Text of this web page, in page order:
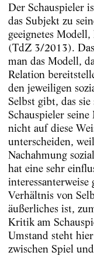
Der Schauspieler
das Subjekt zu
geeignetes
(TdZ 3/2013).
man das Modell,
Relation
den jeweiligen
Selbst gibt, das
Schauspieler
nicht auf diese
unterscheiden,
Nachahmung
hat eine sehr
interessanterweise
Verhältnis von
äußerliches ist,
Kritik am
Umstand steht
zwischen Spiel